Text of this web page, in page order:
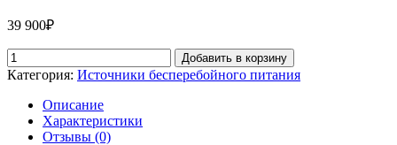
39 900₽
Добавить в корзину
Категория: Источники бесперебойного питания
Описание
Характеристики
Отзывы (0)